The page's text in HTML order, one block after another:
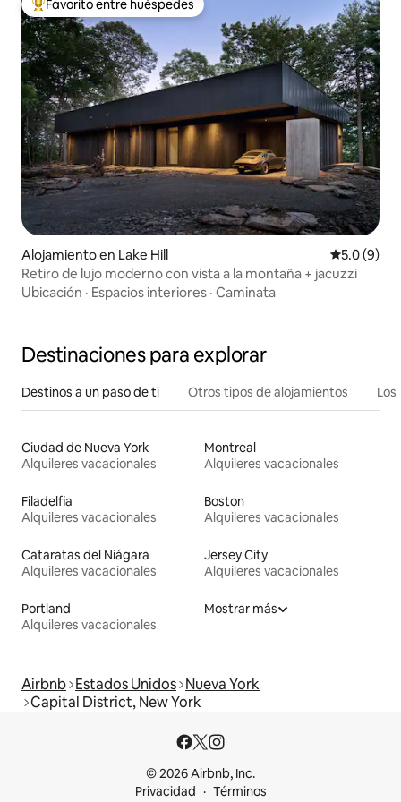
Favorito entre huéspedes preferido
Favorito entre huéspedes
Alojamiento en Lake Hill
5.0 (9)
Retiro de lujo moderno con vista a la montaña + jacuzzi
Ubicación · Espacios interiores · Caminata
Destinaciones para explorar
Destinos a un paso de ti Otros tipos de alojamientos
Ciudad de Nueva York
Alquileres vacacionales
Montreal
Alquileres vacacionales
Filadelfia
Alquileres vacacionales
Boston
Alquileres vacacionales
Cataratas del Niágara
Alquileres vacacionales
Jersey City
Alquileres vacacionales
Portland
Alquileres vacacionales
Mostrar más
Airbnb Estados Unidos Nueva York
Capital District, New York
© 2026 Airbnb, Inc.
Privacidad
Términos